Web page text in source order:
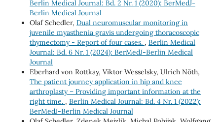
Berlin Medical Journal: Bd. 2 Nr. 1 (2020): BerMedJ-
Berlin Medical Journal
Olaf Schedler, Dual neuromuscular monitoring in
juvenile myasthenia gravis undergoing thoracoscopic
thymectomy - Report of four cases. , Berlin Medical
Journal: Bd. 6 Nr. 1 (2024): BerMedJ-Berlin Medical
Journal
Eberhard von Rottkay, Viktor Wesselsky, Ulrich Nöth,
The patient journey application in hip and knee
arthroplasty – Providing important information at the
right time. , Berlin Medical Journal: Bd. 4 Nr. 1 (2022):
BerMedJ-Berlin Medical Journal